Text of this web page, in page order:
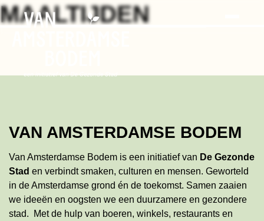
Skip
to
Search
MAALTIJDEN
VAN AMSTERDAMSE BODEM
Van Amsterdamse Bodem is een initiatief van De Gezonde
Stad en verbindt smaken, culturen en mensen. Geworteld
in de Amsterdamse grond én de toekomst. Samen zaaien
we ideeën en oogsten we een duurzamere en gezondere
stad. Met de hulp van boeren, winkels, restaurants en